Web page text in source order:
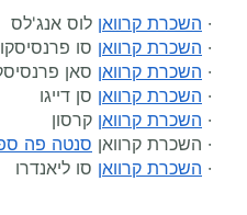
· השכרת קרוואן לוס אנג'לס
· השכרת קרוואן סו פרנסיסקו
· השכרת קרוואן סאן
· השכרת קרוואן סן דייגו
· השכרת קרוואן קרסון
· השכרת קרוואן סנטה פה
· השכרת קרוואן סו ליאנדרו